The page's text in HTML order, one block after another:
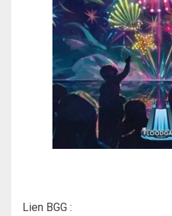
Lien BGG :